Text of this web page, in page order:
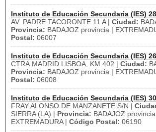
Instituto de Educación Secundaria (IES)
AV. PADRE TACORONTE 11 A | Ciudad:
Provincia: BADAJOZ provincia |
Postal: 06007
Instituto de Educación Secundaria (IES)
CTRA.MADRID LISBOA, KM 402 | Ciudad:
Provincia: BADAJOZ provincia |
Postal: 06008
Instituto de Educación Secundaria (IES)
FRAY ALONSO DE MANZANETE S/N |
SIERRA (LA) | Provincia: BADAJOZ
EXTREMADURA | Código Postal: 06190